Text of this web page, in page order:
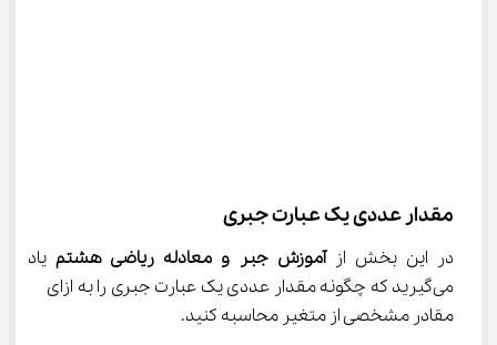
مقدار عددی یک عبارت جبری
در این بخش از آموزش جبر و معادله ریاضی هشتم یاد
می‌گیرید که چگونه مقدار عددی یک عبارت جبری را به ازای
مقادر مشخصی از متغیر محاسبه کنید.